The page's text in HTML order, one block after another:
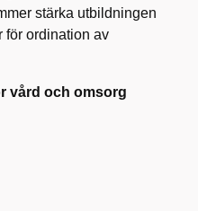
stärka utbildningen
för ordination av
vård och omsorg